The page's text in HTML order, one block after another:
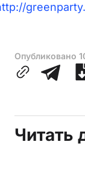
Опубликовано
Читать